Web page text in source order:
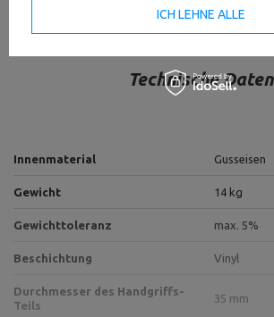
Technische Daten
Innenmaterial Gusseisen
Gewicht 14 kg
Gewichttoleranz max. 5%
Beschichtung Vinyl
Durchmesser des Handgriffs-
Teils
35 mm
ICH LEHNE ALLE